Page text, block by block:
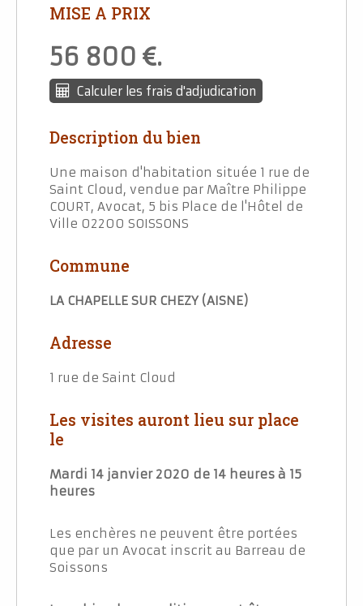
MISE A PRIX
56 800 .
Calculer les frais d'adjudication
Description du bien
Une maison d'habitation située 1 rue de
Saint Cloud, vendue par Maître Philippe
COURT, Avocat, 5 bis Place de l'Hôtel de
Ville 02200 SOISSONS
Commune
LA CHAPELLE SUR CHEZY (AISNE)
Adresse
1 rue de Saint Cloud
Les visites auront lieu sur place
le
Mardi 14 janvier 2020 de 14 heures à 15
heures
Les enchères ne peuvent être portées
que par un Avocat inscrit au Barreau de
Soissons